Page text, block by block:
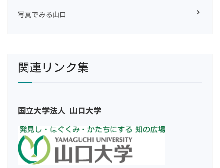
写真でみる山口
関連リンク集
国立大学法人 山口大学